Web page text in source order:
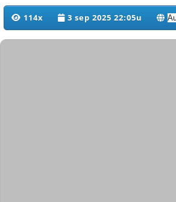
114x 3 sep 2025 22:05u